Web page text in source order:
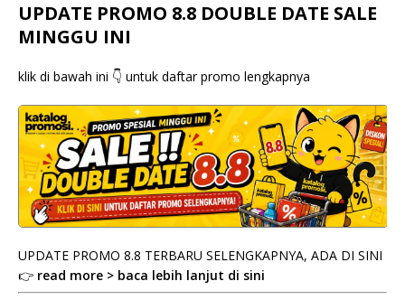
UPDATE PROMO 8.8 DOUBLE DATE SALE
MINGGU INI
klik di bawah ini 👇 untuk daftar promo lengkapnya
UPDATE PROMO 8.8 TERBARU SELENGKAPNYA, ADA DI SINI
👉 read more > baca lebih lanjut di sini